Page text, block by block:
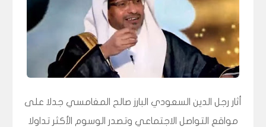
أثار رجل الدين السعودي البارز صالح المغامسي جدلا على
مواقع التواصل الاجتماعي وتصدر الوسوم الأكثر تداولا